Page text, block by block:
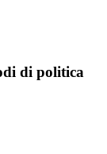
di politica